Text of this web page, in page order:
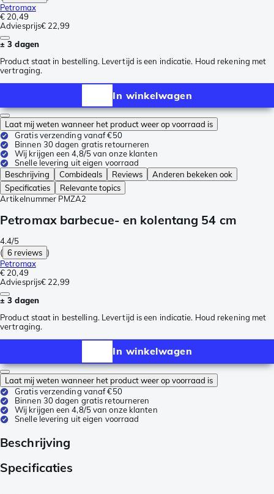
Petromax
€ 20,49
Adviesprijs€ 22,99
± 3 dagen
Product staat in bestelling. Levertijd is een indicatie. Houd rekening met
vertraging.
In winkelwagen
Laat mij weten wanneer het product weer op voorraad is
Gratis verzending vanaf €50
Binnen 30 dagen gratis retourneren
Wij krijgen een 4,8/5 van onze klanten
Snelle levering uit eigen voorraad
Beschrijving
Combideals Reviews
Anderen bekeken ook
Specificaties
Relevante topics
Artikelnummer PMZA2
Petromax barbecue- en kolentang 54 cm
4.4/5
( 6 reviews )
Petromax
€ 20,49
Adviesprijs€ 22,99
± 3 dagen
Product staat in bestelling. Levertijd is een indicatie. Houd rekening met
vertraging.
In winkelwagen
Laat mij weten wanneer het product weer op voorraad is
Gratis verzending vanaf €50
Binnen 30 dagen gratis retourneren
Wij krijgen een 4,8/5 van onze klanten
Snelle levering uit eigen voorraad
Beschrijving
Specificaties